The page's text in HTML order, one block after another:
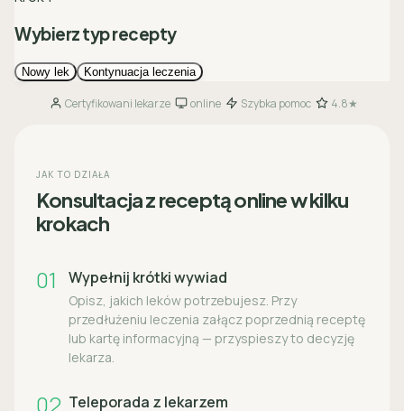
Certyfikowani lekarze· online· Szybka pomoc· 4.8★
JAK TO DZIAŁA
Konsultacja z receptą online w kilku
krokach
01 Wypełnij krótki wywiad
Opisz, jakich leków potrzebujesz. Przy
przedłużeniu leczenia załącz poprzednią receptę
lub kartę informacyjną — przyspieszy to decyzję
lekarza.
02 Teleporada z lekarzem